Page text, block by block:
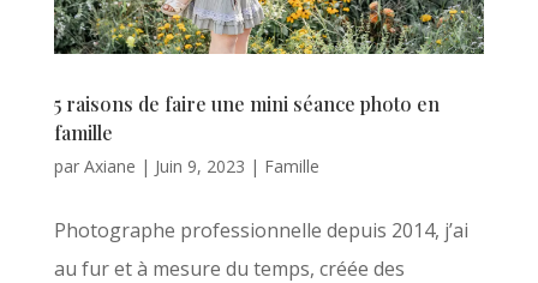
5 raisons de faire une mini séance photo en
famille
par Axiane | Juin 9, 2023 | Famille
Photographe professionnelle depuis 2014, j’ai
au fur et à mesure du temps, créée des